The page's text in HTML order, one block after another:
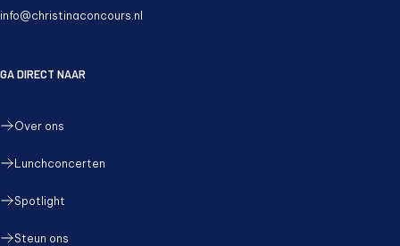
info@christinaconcours.nl
GA DIRECT NAAR
Over ons
Lunchconcerten
Spotlight
Steun ons